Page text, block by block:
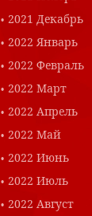
2021 Декабрь
2022 Январь
2022 Февраль
2022 Март
2022 Апрель
2022 Май
2022 Июнь
2022 Июль
2022 Август